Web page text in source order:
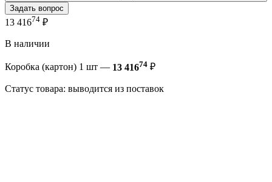
Задать вопрос
13 41674 ₽
В наличии
Коробка (картон) 1 шт — 13 41674 ₽
Статус товара: выводится из поставок